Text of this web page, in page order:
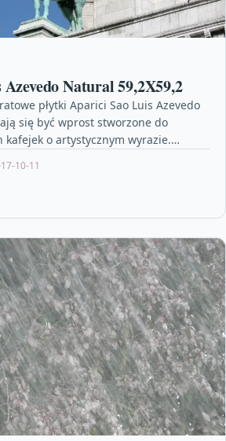
Natural 59,2X59,2
płytki Aparici Sao Luis Azevedo
się być wprost stworzone do
kafejek o artystycznym wyrazie.
10-11